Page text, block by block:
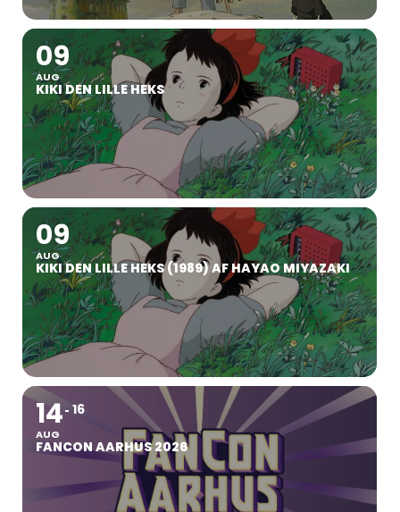
09
AUG
KIKI DEN LILLE HEKS
09
AUG
KIKI DEN LILLE HEKS (1989) AF HAYAO MIYAZAKI
14
AUG
16
FANCON AARHUS 2026